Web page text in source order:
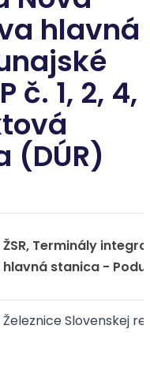
hlavná
č. 1, 2, 4,
(DÚR)
ŽSR, Terminály
hlavná stanica -
Železnice Slovenskej